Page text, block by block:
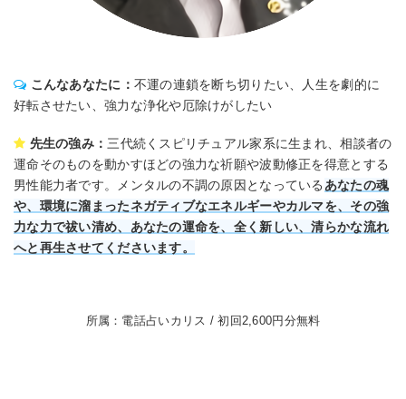
こんなあなたに： 不運の連鎖を断ち切りたい、人生を劇的に
好転させたい、強力な浄化や厄除けがしたい
先生の強み： 三代続くスピリチュアル家系に生まれ、相談者の
運命そのものを動かすほどの強力な祈願や波動修正を得意とする
男性能力者です。メンタルの不調の原因となっている あなたの魂
や、環境に溜まったネガティブなエネルギーやカルマを、その強
力な力で祓い清め、あなたの運命を、全く新しい、清らかな流れ
へと再生させてくださいます。
所属：電話占いカリス / 初回2,600円分無料